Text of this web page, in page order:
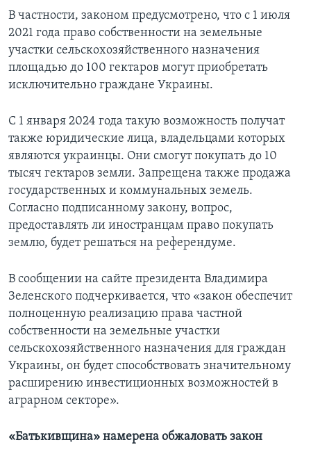
В частности, законом предусмотрено, что с 1 июля
2021 года право собственности на земельные
участки сельскохозяйственного назначения
площадью до 100 гектаров могут приобретать
исключительно граждане Украины.
С 1 января 2024 года такую возможность получат
также юридические лица, владельцами которых
являются украинцы. Они смогут покупать до 10
тысяч гектаров земли. Запрещена также продажа
государственных и коммунальных земель.
Согласно подписанному закону, вопрос,
предоставлять ли иностранцам право покупать
землю, будет решаться на референдуме.
В сообщении на сайте президента Владимира
Зеленского подчеркивается, что «закон обеспечит
полноценную реализацию права частной
собственности на земельные участки
сельскохозяйственного назначения для граждан
Украины, он будет способствовать значительному
расширению инвестиционных возможностей в
аграрном секторе».
«Батькивщина» намерена обжаловать закон